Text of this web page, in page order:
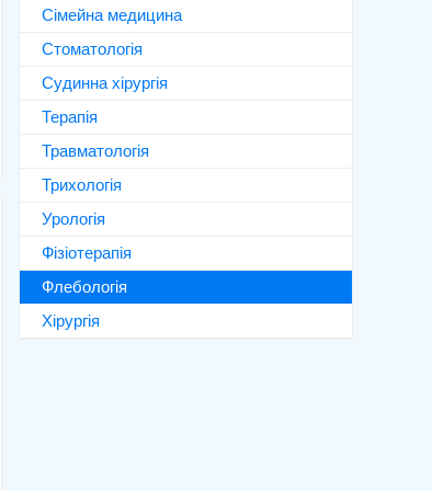
Сімейна медицина
Стоматологія
Судинна хірургія
Терапія
Травматологія
Трихологія
Урологія
Фізіотерапія
Флебологія
Хірургія